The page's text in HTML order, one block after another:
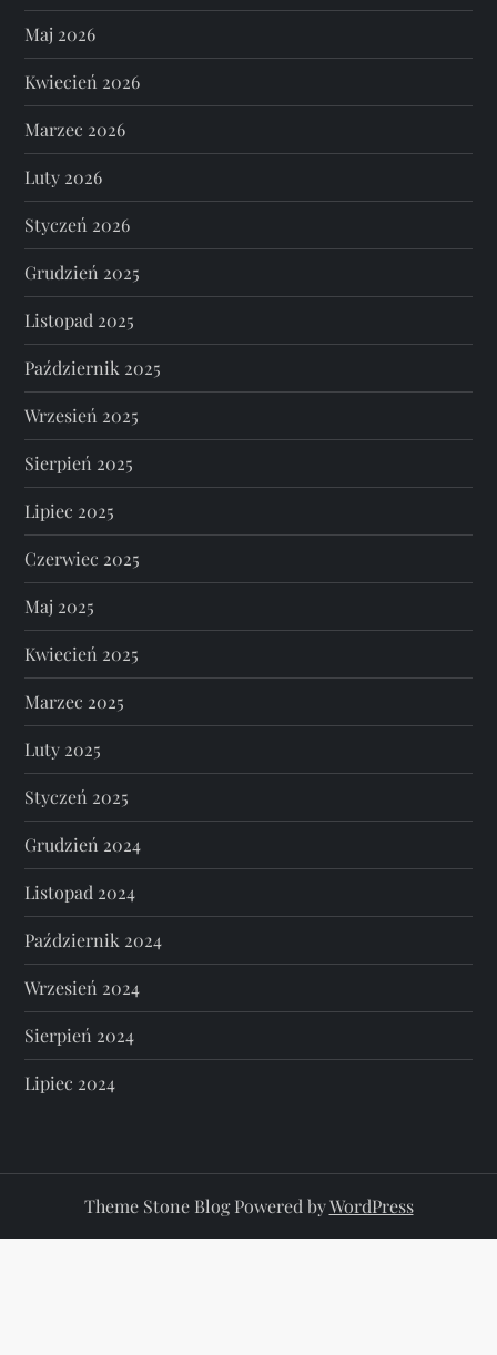
Maj 2026
Kwiecień 2026
Marzec 2026
Luty 2026
Styczeń 2026
Grudzień 2025
Listopad 2025
Październik 2025
Wrzesień 2025
Sierpień 2025
Lipiec 2025
Czerwiec 2025
Maj 2025
Kwiecień 2025
Marzec 2025
Luty 2025
Styczeń 2025
Grudzień 2024
Listopad 2024
Październik 2024
Wrzesień 2024
Sierpień 2024
Lipiec 2024
Theme Stone Blog Powered byWordPress